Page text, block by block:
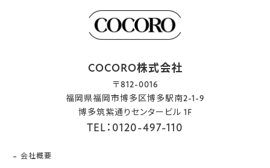
COCORO株式会社
〒812-0016
福岡県福岡市博多区博多駅南2-1-9
博多筑紫通りセンタービル 1F
TEL：0120-497-110
会社概要